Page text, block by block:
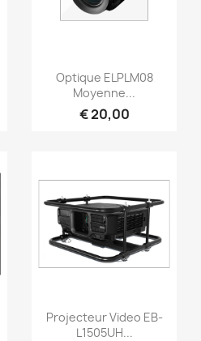
Snel bekijken
Optique ELPLM08
Moyenne...
€ 20,00
Snel bekijken
Projecteur Video EB-
L1505UH...